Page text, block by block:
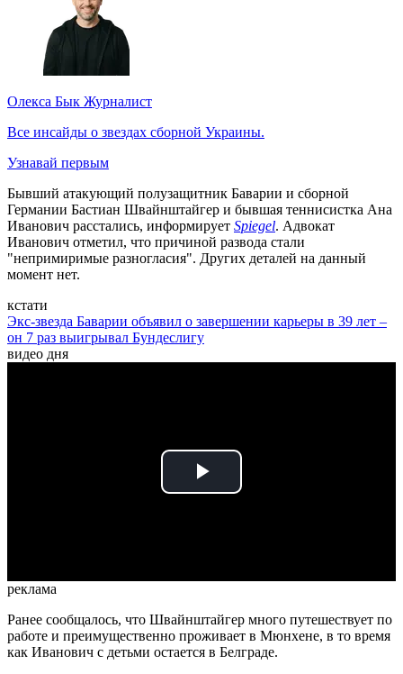
Олекса Бык Журналист
Все инсайды о звездах сборной Украины.
Узнавай первым
Бывший атакующий полузащитник Баварии и сборной
Германии Бастиан Швайнштайгер и бывшая теннисистка Ана
Иванович расстались, информирует Spiegel. Адвокат
Иванович отметил, что причиной развода стали
"непримиримые разногласия". Других деталей на данный
момент нет.
кстати
Экс-звезда Баварии объявил о завершении карьеры в 39 лет –
он 7 раз выигрывал Бундеслигу
видео дня
Play
реклама
Ранее сообщалось, что Швайнштайгер много путешествует по
работе и преимущественно проживает в Мюнхене, в то время
как Иванович с детьми остается в Белграде.